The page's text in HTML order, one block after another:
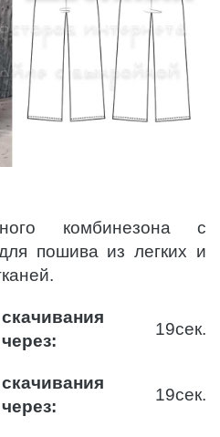
комбинезона с
пошива из легких и
18сек.
18сек.